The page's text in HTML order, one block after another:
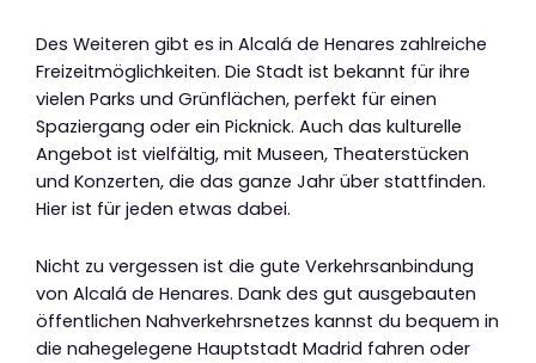
Des Weiteren gibt es in Alcalá de Henares zahlreiche
Freizeitmöglichkeiten. Die Stadt ist bekannt für ihre
vielen Parks und Grünflächen, perfekt für einen
Spaziergang oder ein Picknick. Auch das kulturelle
Angebot ist vielfältig, mit Museen, Theaterstücken
und Konzerten, die das ganze Jahr über stattfinden.
Hier ist für jeden etwas dabei.
Nicht zu vergessen ist die gute Verkehrsanbindung
von Alcalá de Henares. Dank des gut ausgebauten
öffentlichen Nahverkehrsnetzes kannst du bequem in
die nahegelegene Hauptstadt Madrid fahren oder